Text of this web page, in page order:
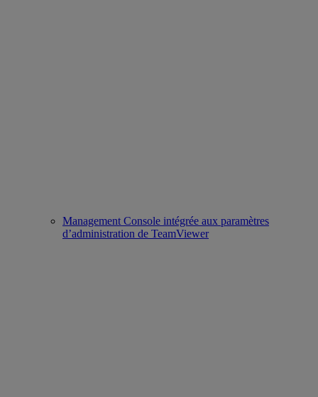
Management Console intégrée aux paramètres
d’administration de TeamViewer